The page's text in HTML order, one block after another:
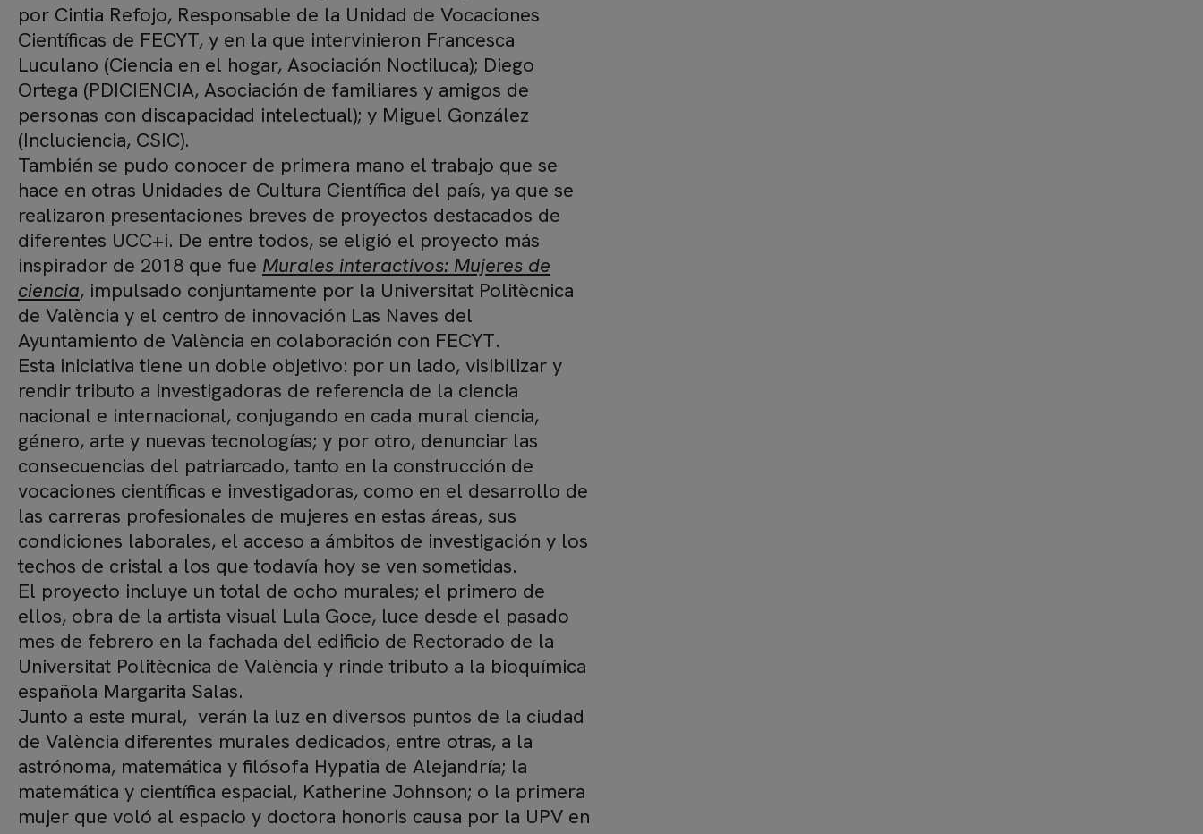
por Cintia Refojo, Responsable de la Unidad de Vocaciones
Científicas de FECYT, y en la que intervinieron Francesca
Luculano (Ciencia en el hogar, Asociación Noctiluca); Diego
Ortega (PDICIENCIA, Asociación de familiares y amigos de
personas con discapacidad intelectual); y Miguel González
(Incluciencia, CSIC).
También se pudo conocer de primera mano el trabajo que se
hace en otras Unidades de Cultura Científica del país, ya que se
realizaron presentaciones breves de proyectos destacados de
diferentes UCC+i. De entre todos, se eligió el proyecto más
inspirador de 2018 que fue Murales interactivos: Mujeres de
ciencia, impulsado conjuntamente por la Universitat Politècnica
de València y el centro de innovación Las Naves del
Ayuntamiento de València en colaboración con FECYT.
Esta iniciativa tiene un doble objetivo: por un lado, visibilizar y
rendir tributo a investigadoras de referencia de la ciencia
nacional e internacional, conjugando en cada mural ciencia,
género, arte y nuevas tecnologías; y por otro, denunciar las
consecuencias del patriarcado, tanto en la construcción de
vocaciones científicas e investigadoras, como en el desarrollo de
las carreras profesionales de mujeres en estas áreas, sus
condiciones laborales, el acceso a ámbitos de investigación y los
techos de cristal a los que todavía hoy se ven sometidas.
El proyecto incluye un total de ocho murales; el primero de
ellos, obra de la artista visual Lula Goce, luce desde el pasado
mes de febrero en la fachada del edificio de Rectorado de la
Universitat Politècnica de València y rinde tributo a la bioquímica
española Margarita Salas.
Junto a este mural, verán la luz en diversos puntos de la ciudad
de València diferentes murales dedicados, entre otras, a la
astrónoma, matemática y filósofa Hypatia de Alejandría; la
matemática y científica espacial, Katherine Johnson; o la primera
mujer que voló al espacio y doctora honoris causa por la UPV en